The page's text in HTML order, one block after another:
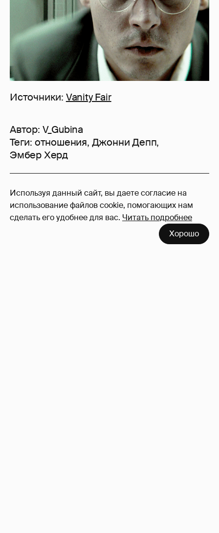
Используя данный сайт, вы даете согласие на
использование файлов cookie, помогающих нам
сделать его удобнее для вас. Читать подробнее
Хорошо
Источники: Vanity Fair
Автор: V_Gubina
Теги: отношения, Джонни Депп,
Эмбер Херд
92
Войдите в аккаунт, чтобы читать и
оставлять комментарии